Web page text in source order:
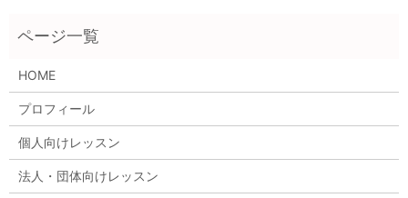
HOME
プロフィール
個人向けレッスン
法人・団体向けレッスン